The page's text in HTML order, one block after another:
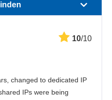
10/10
changed to dedicated IP
IPs were being